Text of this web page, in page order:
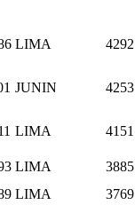
LIMA
JUNIN
LIMA
LIMA
LIMA